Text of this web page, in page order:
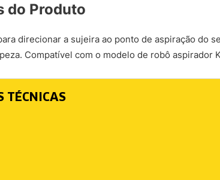
do Produto
direcionar a sujeira ao ponto de aspiração do
Compatível com o modelo de robô
TÉCNICAS